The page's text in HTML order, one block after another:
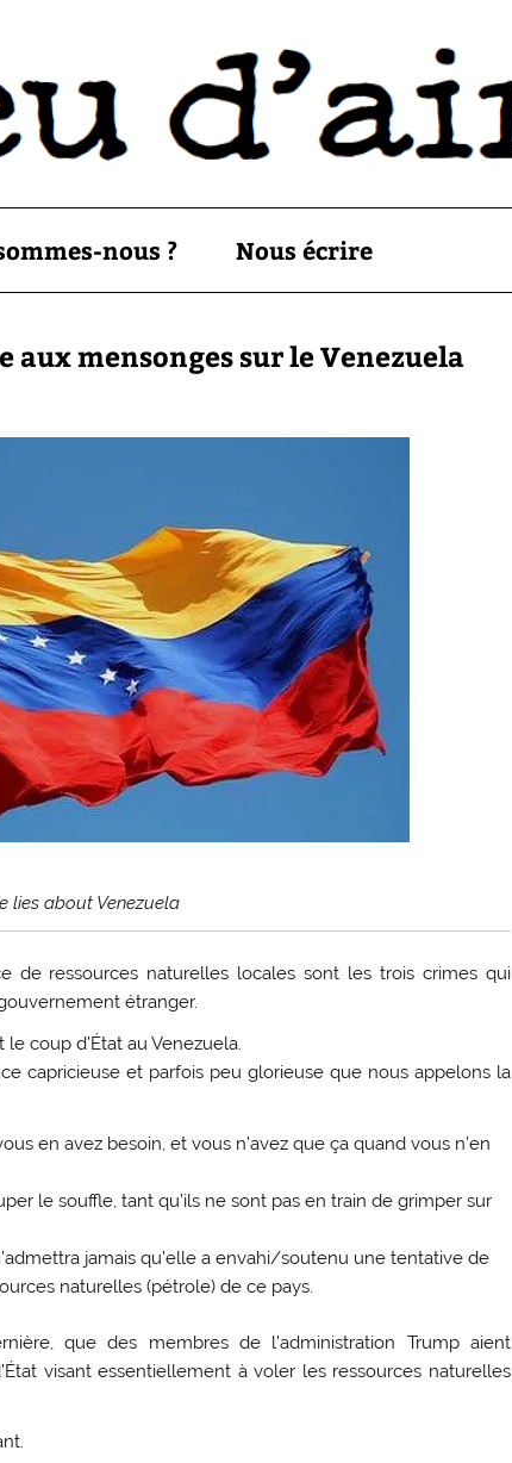
nous ? Nous écrire
aux mensonges sur le Venezuela
lies about Venezuela
de ressources naturelles locales sont les trois crimes qui
étranger.
coup d’État au Venezuela.
capricieuse et parfois peu glorieuse que nous appelons la
en avez besoin, et vous n’avez que ça quand vous n’en
le souffle, tant qu’ils ne sont pas en train de grimper sur
jamais qu’elle a envahi/soutenu une tentative de
naturelles (pétrole) de ce pays.
que des membres de l’administration Trump aient
visant essentiellement à voler les ressources naturelles